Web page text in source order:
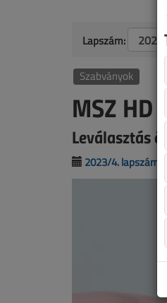
Lapszám:
Szabványok
MSZ
Leválasztás
2023/4. lapszám